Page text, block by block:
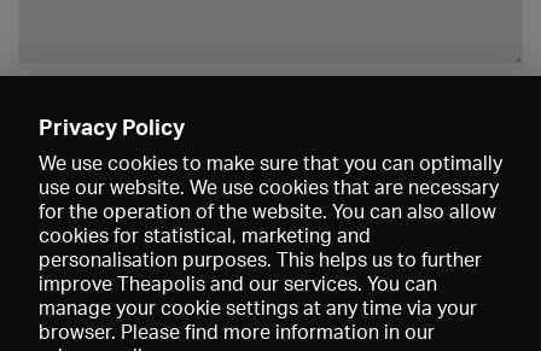
Privacy Policy
We use cookies to make sure that you can optimally
use our website. We use cookies that are necessary
for the operation of the website. You can also allow
cookies for statistical, marketing and
personalisation purposes. This helps us to further
improve Theapolis and our services. You can
manage your cookie settings at any time via your
browser. Please find more information in our